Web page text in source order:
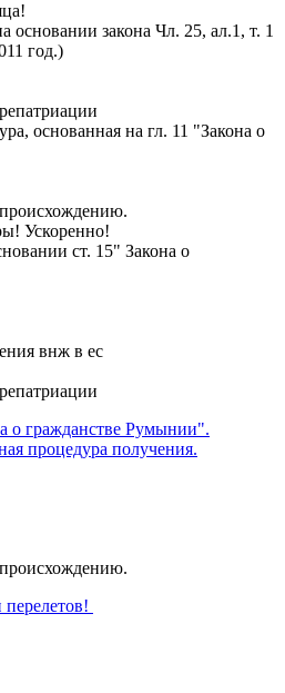
основании закона Чл. 25, ал.1, т. 1
год.)
основанная на гл. 11 "Закона о
Ускоренно!
ст. 15" Закона о
внж в ес
о гражданстве Румынии".
процедура получения.